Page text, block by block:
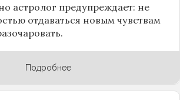
астролог предупреждает: не
отдаваться новым чувствам
Подробнее